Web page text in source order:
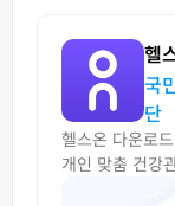
헬
국
단
헬스온 다운로
개인 맞춤 건강